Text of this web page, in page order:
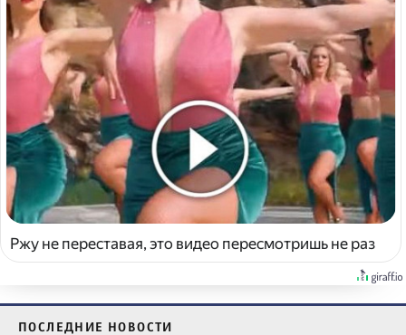
Ржу не переставая, это видео пересмотришь не раз
ПОСЛЕДНИЕ НОВОСТИ